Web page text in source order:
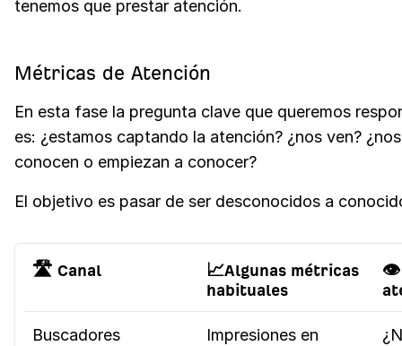
tenemos que prestar atención.
Métricas de Atención
En esta fase la pregunta clave que queremos
es: ¿estamos captando la atención? ¿nos ven? ¿nos
conocen o empiezan a conocer?
El objetivo es pasar de ser desconocidos a
🛣️ Canal
📈Algunas métricas
habituales
👁️
Buscadores
Impresiones en